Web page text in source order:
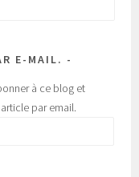
E-MAIL.
à ce blog et
par email.